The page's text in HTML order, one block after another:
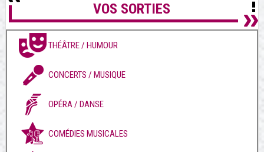
VOS SORTIES
THÉÂTRE / HUMOUR
CONCERTS / MUSIQUE
OPÉRA / DANSE
COMÉDIES MUSICALES